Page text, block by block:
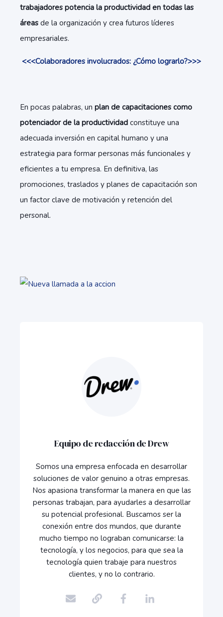
trabajadores potencia la productividad en todas las
áreas de la organización y crea futuros líderes
empresariales.
<<<Colaboradores involucrados: ¿Cómo lograrlo?>>>
En pocas palabras, un plan de capacitaciones como
potenciador de la productividad constituye una
adecuada inversión en capital humano y una
estrategia para formar personas más funcionales y
eficientes a tu empresa. En definitiva, las
promociones, traslados y planes de capacitación son
un factor clave de motivación y retención del
personal.
Equipo de redacción de Drew
Somos una empresa enfocada en desarrollar
soluciones de valor genuino a otras empresas.
Nos apasiona transformar la manera en que las
personas trabajan, para ayudarles a desarrollar
su potencial profesional. Buscamos ser la
conexión entre dos mundos, que durante
mucho tiempo no lograban comunicarse: la
tecnología, y los negocios, para que sea la
tecnología quien trabaje para nuestros
clientes, y no lo contrario.